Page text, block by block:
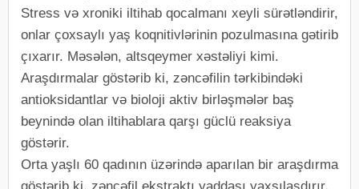
Stress və xroniki iltihab qocalmanı xeyli sürətləndirir,
onlar çoxsaylı yaş koqnitivlərinin pozulmasına gətirib
çıxarır. Məsələn, altsqeymer xəstəliyi kimi.
Araşdırmalar göstərib ki, zəncəfilin tərkibindəki
antioksidantlar və bioloji aktiv birləşmələr baş
beynində olan iltihablara qarşı güclü reaksiya
göstərir.
Orta yaşlı 60 qadının üzərində aparılan bir araşdırma